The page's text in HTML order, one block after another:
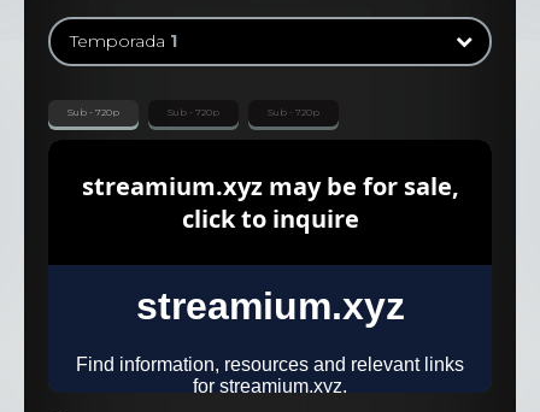
Temporada 1
Temporada 1
13 Episodios
Sub - 720p Sub - 720p Sub - 720p